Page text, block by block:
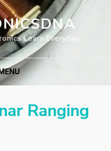
Learn Everyday
Ranging